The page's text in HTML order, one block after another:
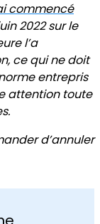
commencé
2022 sur le
l’a
ce qui ne doit
entrepris
attention toute
d’annuler